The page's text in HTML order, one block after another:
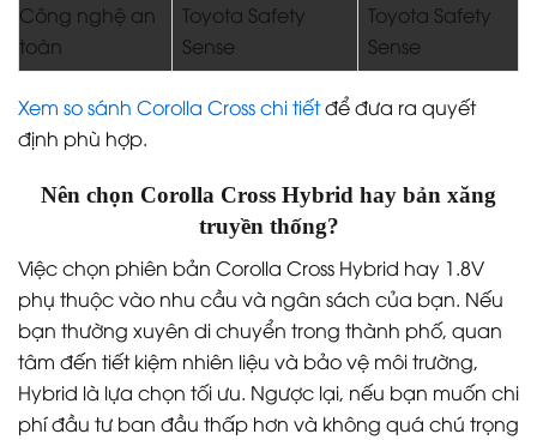
Công nghệ an
toàn
Toyota Safety
Sense
Toyota Safety
Sense
Xem so sánh Corolla Cross chi tiếtđể đưa ra quyết
định phù hợp.
Nên chọn Corolla Cross Hybrid hay bản xăng
truyền thống?
Việc chọn phiên bản Corolla Cross Hybrid hay 1.8V
phụ thuộc vào nhu cầu và ngân sách của bạn. Nếu
bạn thường xuyên di chuyển trong thành phố, quan
tâm đến tiết kiệm nhiên liệu và bảo vệ môi trường,
Hybrid là lựa chọn tối ưu. Ngược lại, nếu bạn muốn chi
phí đầu tư ban đầu thấp hơn và không quá chú trọng